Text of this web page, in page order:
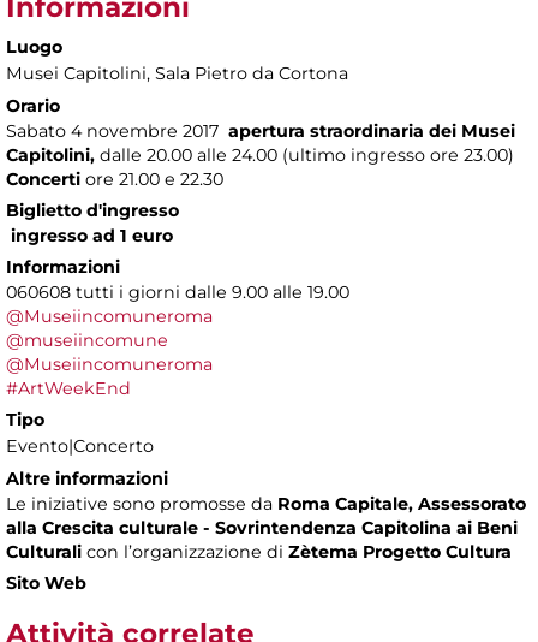
Informazioni
Luogo
Musei Capitolini, Sala Pietro da Cortona
Orario
Sabato 4 novembre 2017 apertura straordinaria dei Musei
Capitolini, dalle 20.00 alle 24.00 (ultimo ingresso ore 23.00)
Concerti ore 21.00 e 22.30
Biglietto d'ingresso
ingresso ad 1 euro
Informazioni
060608 tutti i giorni dalle 9.00 alle 19.00
@Museiincomuneroma
@museiincomune
@Museiincomuneroma
#ArtWeekEnd
Tipo
Evento|Concerto
Altre informazioni
Le iniziative sono promosse da Roma Capitale, Assessorato
alla Crescita culturale - Sovrintendenza Capitolina ai Beni
Culturali con l’organizzazione di Zètema Progetto Cultura
Sito Web
Attività correlate